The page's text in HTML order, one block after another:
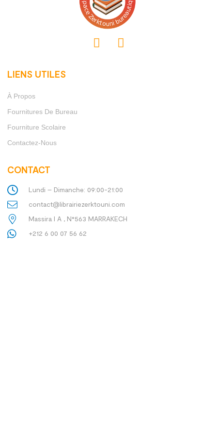
LIENS UTILES
À Propos
Fournitures De Bureau
Fourniture Scolaire
Contactez-Nous
CONTACT
Lundi – Dimanche: 09:00-21:00
contact@librairiezerktouni.com
Massira I A , N°563 MARRAKECH
+212 6 00 07 56 62